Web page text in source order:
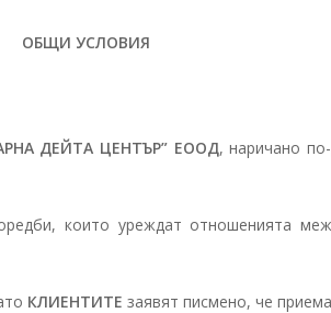
ОБЩИ УСЛОВИЯ
ДЕЙТА ЦЕНТЪР” ЕООД, наричано
които уреждат отношенията
КЛИЕНТИТЕ заявят писмено, че